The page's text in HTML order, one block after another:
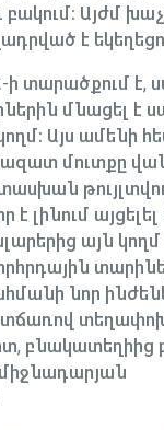
բակում։ Այժմ
է
տարածքում է,
մնացել է
Այս ամենի
ազատ մուտքը
լինում այցելել
այն
նոր
բնակատեղիից